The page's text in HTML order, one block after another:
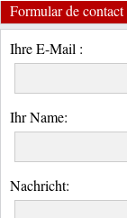
Formular de contact
Ihre E-Mail :
Ihr Name:
Nachricht: